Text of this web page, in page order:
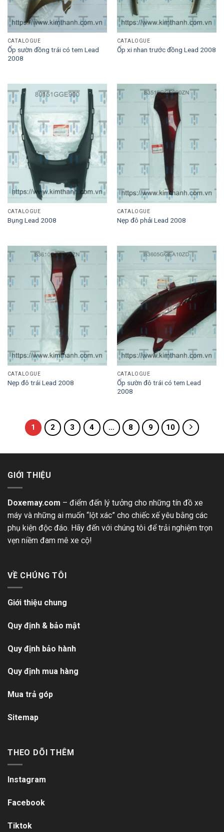
CATALOGUE
Ốp sườn đồng trái có tem Lead
2008
CATALOGUE
Ốp xi nhan trước đồng Lead 2008
CATALOGUE
Bụng Lead 2008
CATALOGUE
Nẹp đô phải Lead 2008
CATALOGUE
Nẹp đô trái Lead 2008
CATALOGUE
Ốp sườn đô trái có tem Lead
2008
1 2 3 4 … 8 9 10
GIỚI THIỆU
Doxemay.com – điểm đến lý tưởng cho những tín đồ xe
máy và những ai muốn “lột xác” cho chiếc xế yêu bằng các
phụ kiện độc đáo. Hãy đến với chúng tôi để trải nghiệm trọn
vẹn niềm đam mê xe cộ!
VỀ CHÚNG TÔI
Giới thiệu chung
Quy định & bảo mật
Quy định bảo hành
Quy định mua hàng
Mua trả góp
Sitemap
THEO DÕI THÊM
Instagram
Facebook
Tiktok